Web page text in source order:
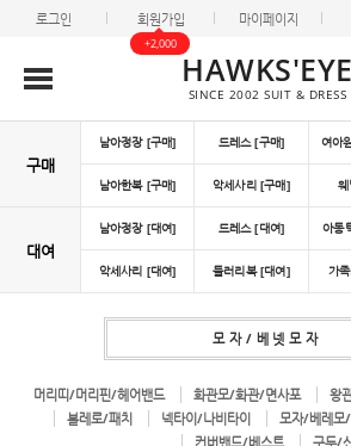
로그인 회원가입
+2,000
마이페이지
HAWKS'EYE
SINCE 2002 SUIT & DRESS
구매
남아정장 [구매] 드레스 [구매] 여아
남아한복 [구매] 악세사리 [구매] 웨
대여
남아정장 [대여] 드레스 [대여] 아동
악세사리 [대여] 들러리복 [대여] 가
모자/베넷모자
머리띠/머리핀/헤어밴드 화관모/화관/면사포 왕
볼레로/패치
넥타이/나비타이 모자/베레모
커버밴드/베스트
구두/